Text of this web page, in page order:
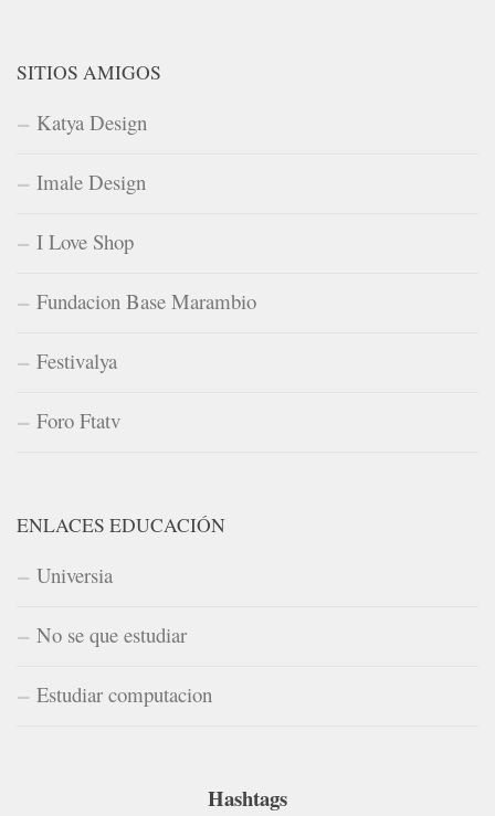
SITIOS AMIGOS
Katya Design
Imale Design
I Love Shop
Fundacion Base Marambio
Festivalya
Foro Ftatv
ENLACES EDUCACIÓN
Universia
No se que estudiar
Estudiar computacion
Hashtags